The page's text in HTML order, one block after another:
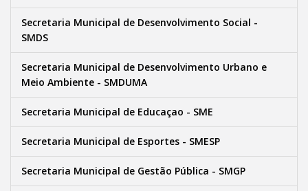
Secretaria Municipal de Desenvolvimento Social -
SMDS
Secretaria Municipal de Desenvolvimento Urbano e
Meio Ambiente - SMDUMA
Secretaria Municipal de Educaçao - SME
Secretaria Municipal de Esportes - SMESP
Secretaria Municipal de Gestão Pública - SMGP